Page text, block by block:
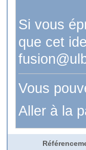
Si vous
que cet
Vous
Aller à la